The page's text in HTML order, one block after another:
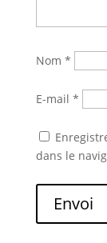
Nom *
E-mail *
dans le
Envoi